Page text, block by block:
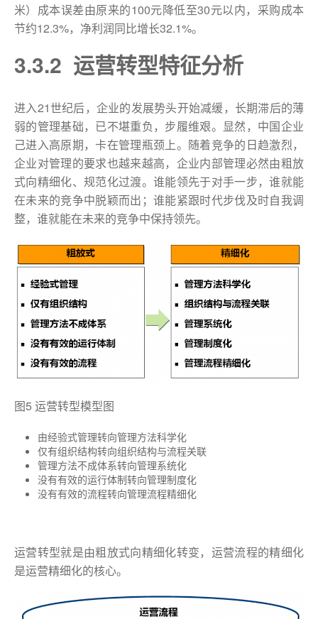
米）成本误差由原来的100元降低至30元以内，采购成本
节约12.3%，净利润同比增长32.1%。
3.3.2 运营转型特征分析
进入21世纪后，企业的发展势头开始减缓，长期滞后的薄
弱的管理基础，已不堪重负，步履维艰。显然，中国企业
己进入高原期，卡在管理瓶颈上。随着竞争的日趋激烈，
企业对管理的要求也越来越高，企业内部管理必然由粗放
式向精细化、规范化过渡。谁能领先于对手一步，谁就能
在未来的竞争中脱颖而出；谁能紧跟时代步伐及时自我调
整，谁就能在未来的竞争中保持领先。
图5 运营转型模型图
由经验式管理转向管理方法科学化
仅有组织结构转向组织结构与流程关联
管理方法不成体系转向管理系统化
没有有效的运行体制转向管理制度化
没有有效的流程转向管理流程精细化
运营转型就是由粗放式向精细化转变，运营流程的精细化
是运营精细化的核心。